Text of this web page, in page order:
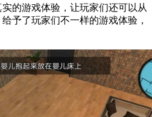
的游戏体验，让玩家们还可以从
予了玩家们不一样的游戏体验，